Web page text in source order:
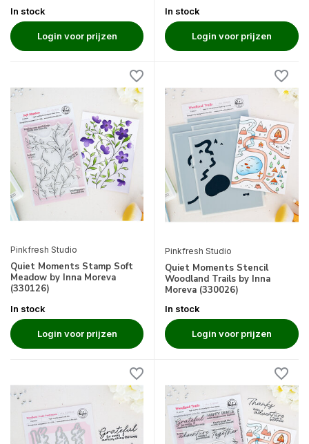
In stock
Login voor prijzen
In stock
Login voor prijzen
Pinkfresh Studio
Quiet Moments Stamp Soft
Meadow by Inna Moreva
(330126)
In stock
Login voor prijzen
Pinkfresh Studio
Quiet Moments Stencil
Woodland Trails by Inna
Moreva (330026)
In stock
Login voor prijzen